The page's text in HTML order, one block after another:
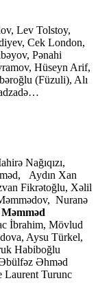
Lev Tolstoy,
Cek London,
Pənahi
Hüseyn Arif,
(Füzuli), Alı
Nağıqızı,
Aydın Xan
Fikrətoğlu, Xəlil
Nuranə
Məmməd
İbrahim, Mövlud
Aysu Türkel,
Habiboğlu
Əhməd
Turunc